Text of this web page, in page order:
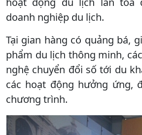
doanh nghiệp du lịch.
Tại gian hàng có quảng bá,
phẩm du lịch thông minh,
nghệ chuyển đổi số tới du
các hoạt động hưởng ứng,
chương trình.